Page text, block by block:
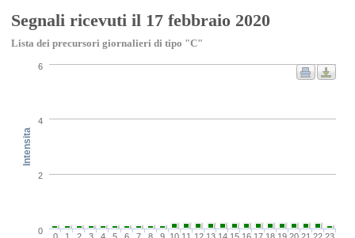
Segnali ricevuti il 17 febbraio 2020
Lista dei precursori giornalieri di tipo "C"
Intensita
0
2
4
6